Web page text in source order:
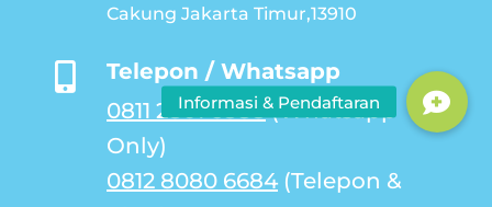
Cakung Jakarta Timur,13910

Telepon / Whatsapp
0811 2801 6888(Whatsapp
Only)
0812 8080 6684 (Telepon &